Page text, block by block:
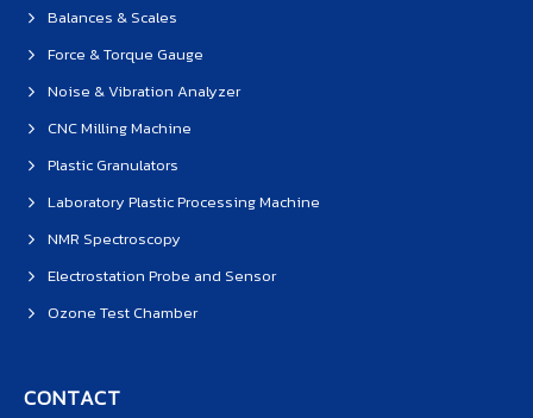
Balances & Scales
Force & Torque Gauge
Noise & Vibration Analyzer
CNC Milling Machine
Plastic Granulators
Laboratory Plastic Processing Machine
NMR Spectroscopy
Electrostation Probe and Sensor
Ozone Test Chamber
CONTACT